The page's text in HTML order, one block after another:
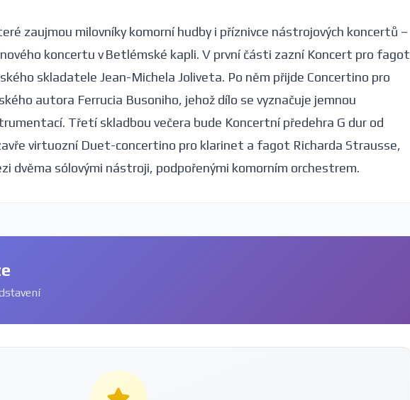
zaujmou milovníky komorní hudby i příznivce nástrojových koncertů –
koncertu v Betlémské kapli. V první části zazní Koncert pro fagot
skladatele Jean-Michela Joliveta. Po něm přijde Concertino pro
autora Ferrucia Busoniho, jehož dílo se vyznačuje jemnou
Třetí skladbou večera bude Koncertní předehra G dur od
virtuozní Duet-concertino pro klarinet a fagot Richarda Strausse,
dvěma sólovými nástroji, podpořenými komorním orchestrem.